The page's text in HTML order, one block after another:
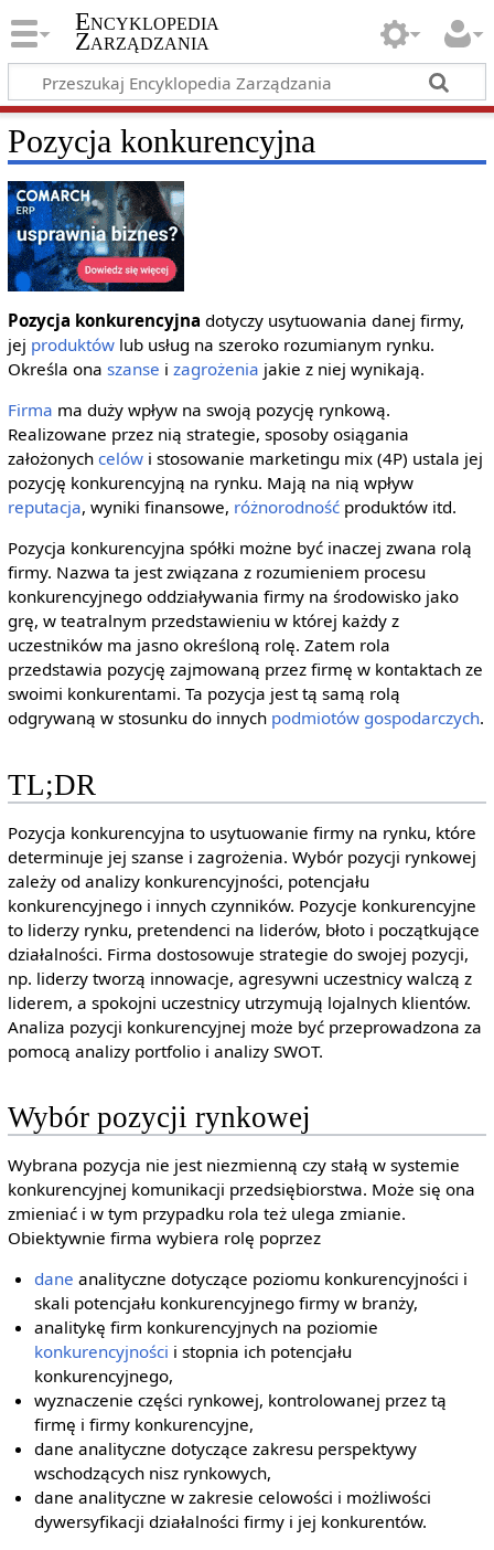
Encyklopedia
Zarządzania
Pozycja konkurencyjna
Pozycja konkurencyjna dotyczy usytuowania danej firmy,
jej produktówlub usług na szeroko rozumianym rynku.
Określa ona szanse i zagrożenia jakie z niej wynikają.
Firma ma duży wpływ na swoją pozycję rynkową.
Realizowane przez nią strategie, sposoby osiągania
założonych celówi stosowanie marketingu mix (4P) ustala jej
pozycję konkurencyjną na rynku. Mają na nią wpływ
reputacja, wyniki finansowe, różnorodnośćproduktów itd.
Pozycja konkurencyjna spółki możne być inaczej zwana rolą
firmy. Nazwa ta jest związana z rozumieniem procesu
konkurencyjnego oddziaływania firmy na środowisko jako
grę, w teatralnym przedstawieniu w której każdy z
uczestników ma jasno określoną rolę. Zatem rola
przedstawia pozycję zajmowaną przez firmę w kontaktach ze
swoimi konkurentami. Ta pozycja jest tą samą rolą
odgrywaną w stosunku do innych podmiotów gospodarczych.
TL;DR
Pozycja konkurencyjna to usytuowanie firmy na rynku, które
determinuje jej szanse i zagrożenia. Wybór pozycji rynkowej
zależy od analizy konkurencyjności, potencjału
konkurencyjnego i innych czynników. Pozycje konkurencyjne
to liderzy rynku, pretendenci na liderów, błoto i początkujące
działalności. Firma dostosowuje strategie do swojej pozycji,
np. liderzy tworzą innowacje, agresywni uczestnicy walczą z
liderem, a spokojni uczestnicy utrzymują lojalnych klientów.
Analiza pozycji konkurencyjnej może być przeprowadzona za
pomocą analizy portfolio i analizy SWOT.
Wybór pozycji rynkowej
Wybrana pozycja nie jest niezmienną czy stałą w systemie
konkurencyjnej komunikacji przedsiębiorstwa. Może się ona
zmieniać i w tym przypadku rola też ulega zmianie.
Obiektywnie firma wybiera rolę poprzez
dane analityczne dotyczące poziomu konkurencyjności i
skali potencjału konkurencyjnego firmy w branży,
analitykę firm konkurencyjnych na poziomie
konkurencyjności i stopnia ich potencjału
konkurencyjnego,
wyznaczenie części rynkowej, kontrolowanej przez tą
firmę i firmy konkurencyjne,
dane analityczne dotyczące zakresu perspektywy
wschodzących nisz rynkowych,
dane analityczne w zakresie celowości i możliwości
dywersyfikacji działalności firmy i jej konkurentów.